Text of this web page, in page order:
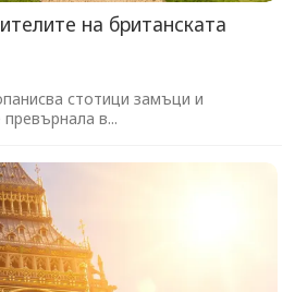
на британската
стотици замъци и
в...